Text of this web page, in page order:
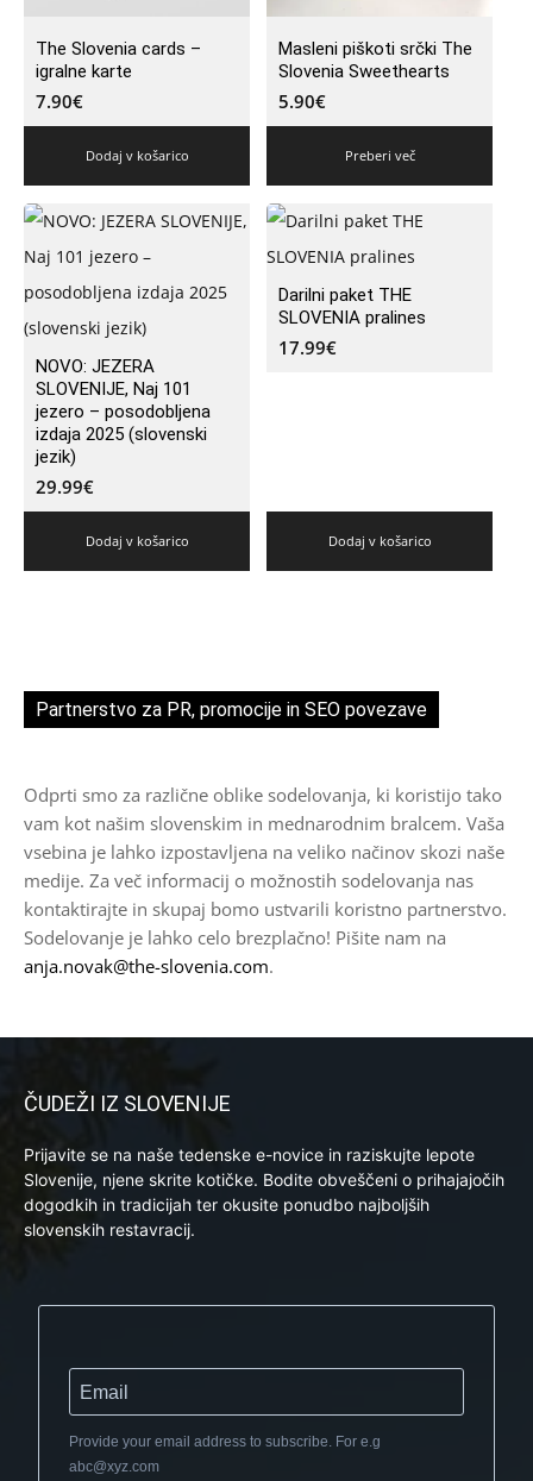
The Slovenia cards –
igralne karte
7.90€
Dodaj v košarico
Masleni piškoti srčki The
Slovenia Sweethearts
5.90€
Preberi več
NOVO: JEZERA
SLOVENIJE, Naj 101
jezero – posodobljena
izdaja 2025 (slovenski
jezik)
29.99€
Dodaj v košarico
Darilni paket THE
SLOVENIA pralines
17.99€
Dodaj v košarico
Partnerstvo za PR, promocije in SEO povezave
Odprti smo za različne oblike sodelovanja, ki koristijo tako
vam kot našim slovenskim in mednarodnim bralcem. Vaša
vsebina je lahko izpostavljena na veliko načinov skozi naše
medije. Za več informacij o možnostih sodelovanja nas
kontaktirajte in skupaj bomo ustvarili koristno partnerstvo.
Sodelovanje je lahko celo brezplačno! Pišite nam na
anja.novak@the-slovenia.com.
ČUDEŽI IZ SLOVENIJE
Prijavite se na naše tedenske e-novice in raziskujte lepote
Slovenije, njene skrite kotičke. Bodite obveščeni o prihajajočih
dogodkih in tradicijah ter okusite ponudbo najboljših
slovenskih restavracij.
Provide your email address to subscribe. For e.g
abc@xyz.com